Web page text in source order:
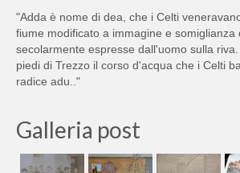
"Adda è nome di dea, che i Celti
fiume modificato a immagine e somiglianza
secolarmente espresse dall'uomo sulla
piedi di Trezzo il corso d'acqua che i Celti
radice adu.."
Galleria post